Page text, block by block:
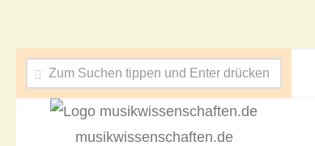
musikwissenschaften.de